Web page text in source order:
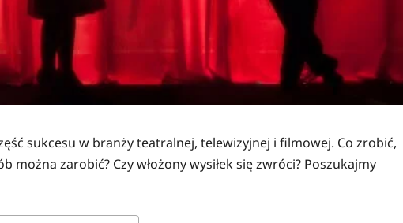
sukcesu w branży teatralnej, telewizyjnej i filmowej. Co zrobić,
zarobić? Czy włożony wysiłek się zwróci? Poszukajmy